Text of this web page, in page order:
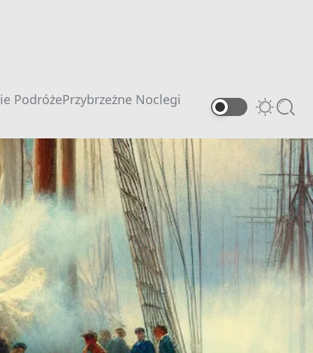
PodróżePrzybrzeżne Noclegi
Switch
0 comments